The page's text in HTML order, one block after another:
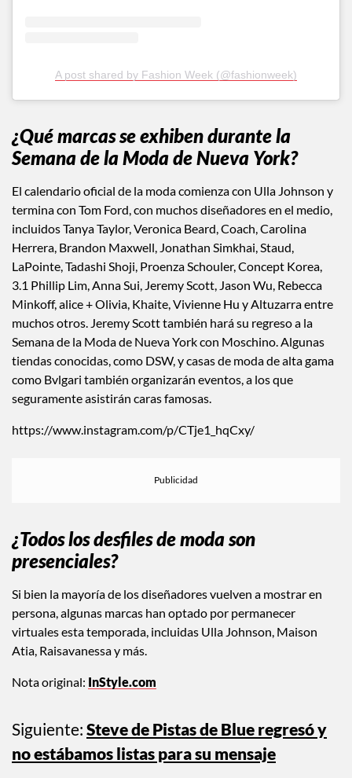
A post shared by Fashion Week (@fashionweek)
¿Qué marcas se exhiben durante la
Semana de la Moda de Nueva York?
El calendario oficial de la moda comienza con Ulla Johnson y
termina con Tom Ford, con muchos diseñadores en el medio,
incluidos Tanya Taylor, Veronica Beard, Coach, Carolina
Herrera, Brandon Maxwell, Jonathan Simkhai, Staud,
LaPointe, Tadashi Shoji, Proenza Schouler, Concept Korea,
3.1 Phillip Lim, Anna Sui, Jeremy Scott, Jason Wu, Rebecca
Minkoff, alice + Olivia, Khaite, Vivienne Hu y Altuzarra entre
muchos otros. Jeremy Scott también hará su regreso a la
Semana de la Moda de Nueva York con Moschino. Algunas
tiendas conocidas, como DSW, y casas de moda de alta gama
como Bvlgari también organizarán eventos, a los que
seguramente asistirán caras famosas.
https://www.instagram.com/p/CTje1_hqCxy/
¿Todos los desfiles de moda son
presenciales?
Si bien la mayoría de los diseñadores vuelven a mostrar en
persona, algunas marcas han optado por permanecer
virtuales esta temporada, incluidas Ulla Johnson, Maison
Atia, Raisavanessa y más.
Nota original: InStyle.com
Siguiente: Steve de Pistas de Blue regresó y
no estábamos listas para su mensaje